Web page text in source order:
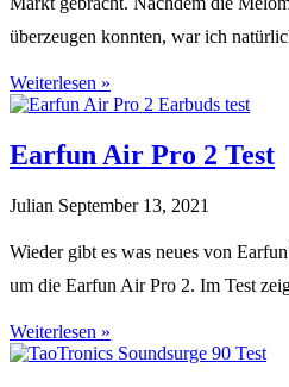
überzeugen konnten, war ich
Weiterlesen »
Earfun Air Pro 2 Test
Julian September 13, 2021
Wieder gibt es was neues von
um die Earfun Air Pro 2. Im Test
Weiterlesen »